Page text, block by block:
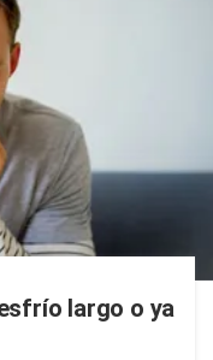
largo o ya